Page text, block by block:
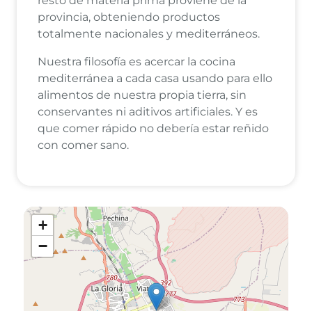
provincia, obteniendo productos
totalmente nacionales y mediterráneos.
Nuestra filosofía es acercar la cocina
mediterránea a cada casa usando para ello
alimentos de nuestra propia tierra, sin
conservantes ni aditivos artificiales. Y es
que comer rápido no debería estar reñido
con comer sano.
+
−